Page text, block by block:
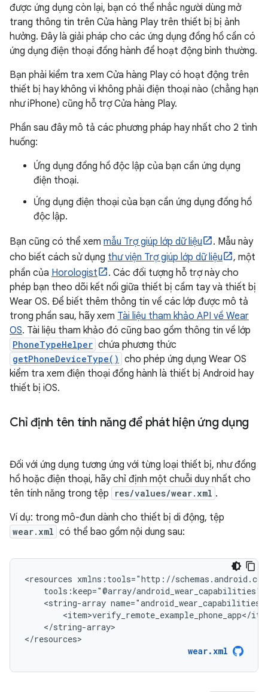
được ứng dụng còn lại, bạn có thể nhắc người dùng mở
trang thông tin trên Cửa hàng Play trên thiết bị bị ảnh
hưởng. Đây là giải pháp cho các ứng dụng đồng hồ cần có
ứng dụng điện thoại đồng hành để hoạt động bình thường.
Bạn phải kiểm tra xem Cửa hàng Play có hoạt động trên
thiết bị hay không vì không phải điện thoại nào (chẳng hạn
như iPhone) cũng hỗ trợ Cửa hàng Play.
Phần sau đây mô tả các phương pháp hay nhất cho 2 tình
huống:
Ứng dụng đồng hồ độc lập của bạn cần ứng dụng
điện thoại.
Ứng dụng điện thoại của bạn cần ứng dụng đồng hồ
độc lập.
Bạn cũng có thể xem mẫu Trợ giúp lớp dữ liệu
. Mẫu này
cho biết cách sử dụng thư viện Trợ giúp lớp dữ liệu
, một
phần của Horologist
. Các đối tượng hỗ trợ này cho
phép bạn theo dõi kết nối giữa thiết bị cầm tay và thiết bị
Wear OS. Để biết thêm thông tin về các lớp được mô tả
trong phần sau, hãy xem Tài liệu tham khảo API về Wear
OS. Tài liệu tham khảo đó cũng bao gồm thông tin về lớp
PhoneTypeHelper chứa phương thức
getPhoneDeviceType() cho phép ứng dụng Wear OS
kiểm tra xem điện thoại đồng hành là thiết bị Android hay
thiết bị iOS.
Chỉ định tên tính năng để phát hiện ứng dụng
Đối với ứng dụng tương ứng với từng loại thiết bị, như đồng
hồ hoặc điện thoại, hãy chỉ định một chuỗi duy nhất cho
tên tính năng trong tệp
res/values/wear.xml .
Ví dụ: trong mô-đun dành cho thiết bị di động, tệp
wear.xml có thể bao gồm nội dung sau:
<resources
<string-array
</string-array>
</resources>
wear.xml